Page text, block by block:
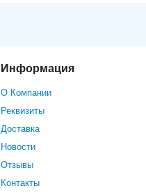
Информация
О Компании
Реквизиты
Доставка
Новости
Отзывы
Контакты